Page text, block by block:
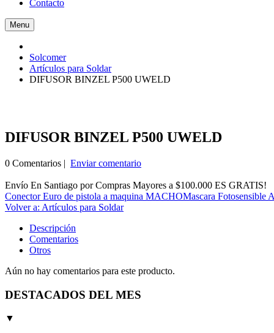
Contacto
Menu
Solcomer
Artículos para Soldar
DIFUSOR BINZEL P500 UWELD
DIFUSOR BINZEL P500 UWELD
0 Comentarios | Enviar comentario
Envío En Santiago por Compras Mayores a $100.000 ES GRATIS!
Conector Euro de pistola a maquina MACHOMascara Fotosensible
Volver a: Artículos para Soldar
Descripción
Comentarios
Otros
Aún no hay comentarios para este producto.
DESTACADOS DEL MES
▼